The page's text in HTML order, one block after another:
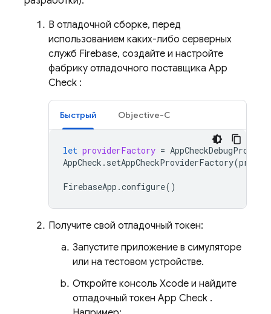
В отладочной сборке, перед
использованием каких-либо серверных
служб Firebase, создайте и настройте
фабрику отладочного поставщика App
Check :
Быстрый Objective-C
let providerFactory =
AppCheck . setAppCheckProviderFactory(
FirebaseApp .configure()
Получите свой отладочный токен:
Запустите приложение в симуляторе
или на тестовом устройстве.
Откройте консоль Xcode и найдите
отладочный токен App Check .